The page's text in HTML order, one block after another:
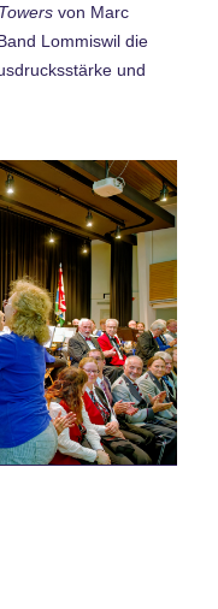
von Marc
Lommiswil die
und